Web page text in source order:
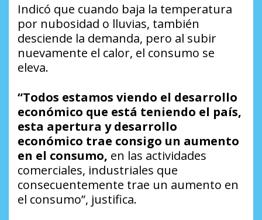
Indicó que cuando baja la temperatura
por nubosidad o lluvias, también
desciende la demanda, pero al subir
nuevamente el calor, el consumo se
eleva.
“Todos estamos viendo el desarrollo
económico que está teniendo el país,
esta apertura y desarrollo
económico trae consigo un aumento
en el consumo, en las actividades
comerciales, industriales que
consecuentemente trae un aumento en
el consumo”, justifica.